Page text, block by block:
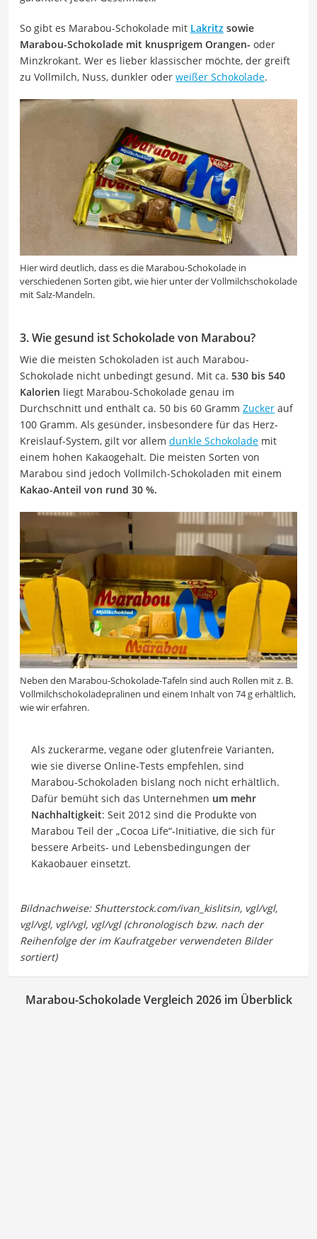
So gibt es Marabou-Schokolade mit Lakritz sowie
Marabou-Schokolade mit knusprigem Orangen- oder
Minzkrokant. Wer es lieber klassischer möchte, der greift
zu Vollmilch, Nuss, dunkler oder weißer Schokolade.
Hier wird deutlich, dass es die Marabou-Schokolade in
verschiedenen Sorten gibt, wie hier unter der Vollmilchschokolade
mit Salz-Mandeln.
3. Wie gesund ist Schokolade von Marabou?
Wie die meisten Schokoladen ist auch Marabou-
Schokolade nicht unbedingt gesund. Mit ca. 530 bis 540
Kalorien liegt Marabou-Schokolade genau im
Durchschnitt und enthält ca. 50 bis 60 Gramm Zucker auf
100 Gramm. Als gesünder, insbesondere für das Herz-
Kreislauf-System, gilt vor allem dunkle Schokolade mit
einem hohen Kakaogehalt. Die meisten Sorten von
Marabou sind jedoch Vollmilch-Schokoladen mit einem
Kakao-Anteil von rund 30 %.
Neben den Marabou-Schokolade-Tafeln sind auch Rollen mit z. B.
Vollmilchschokoladepralinen und einem Inhalt von 74 g erhältlich,
wie wir erfahren.
Als zuckerarme, vegane oder glutenfreie Varianten,
wie sie diverse Online-Tests empfehlen, sind
Marabou-Schokoladen bislang noch nicht erhältlich.
Dafür bemüht sich das Unternehmen um mehr
Nachhaltigkeit: Seit 2012 sind die Produkte von
Marabou Teil der „Cocoa Life“-Initiative, die sich für
bessere Arbeits- und Lebensbedingungen der
Kakaobauer einsetzt.
Marabou-Schokolade Vergleich 2026 im Überblick